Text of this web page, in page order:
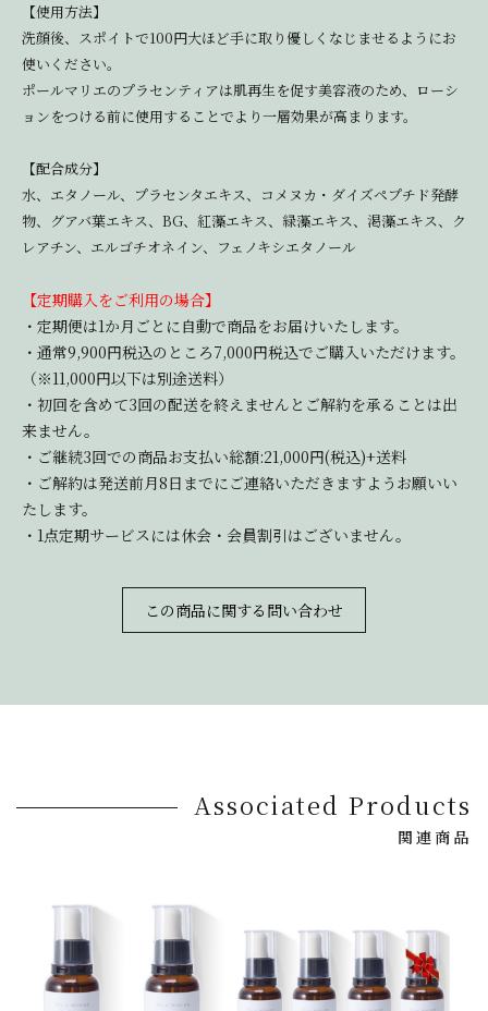
【使用方法】
洗顔後、スポイトで100円大ほど手に取り優しくなじませるようにお
使いください。
ポールマリエのプラセンティアは肌再生を促す美容液のため、ローシ
ョンをつける前に使用することでより一層効果が高まります。
【配合成分】
水、エタノール、プラセンタエキス、コメヌカ・ダイズペプチド発酵
物、グアバ葉エキス、BG、紅藻エキス、緑藻エキス、渇藻エキス、ク
レアチン、エルゴチオネイン、フェノキシエタノール
【定期購入をご利用の場合】
・定期便は1か月ごとに自動で商品をお届けいたします。
・通常9,900円税込のところ7,000円税込でご購入いただけます。
（※11,000円以下は別途送料）
・初回を含めて3回の配送を終えませんとご解約を承ることは出
来ません。
・ご継続3回での商品お支払い総額:21,000円(税込)+送料
・ご解約は発送前月8日までにご連絡いただきますようお願いい
たします。
・1点定期サービスには休会・会員割引はございません。
この商品に関する問い合わせ
Associated Products
関連商品